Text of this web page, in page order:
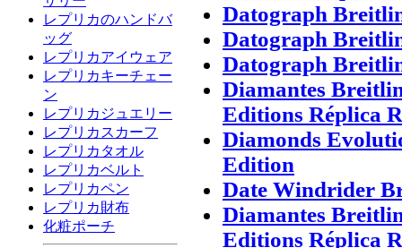
レプリカのハンドバ
ッグ
レプリカアイウェア
レプリカキーチェー
ン
レプリカジュエリー
レプリカスカーフ
レプリカタオル
レプリカベルト
レプリカペン
レプリカ財布
化粧ポーチ
Datograph
Datograph
Datograph
Diamantes
Editions Réplica
Diamonds
Edition
Date Windrider
Diamantes
Editions Réplica